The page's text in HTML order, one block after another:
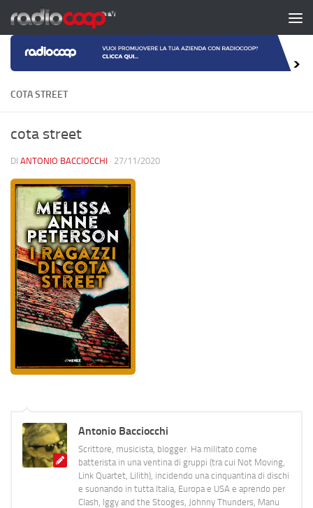
Salta al contenuto
COTA STREET
cota street
DI ANTONIO BACCIOCCHI · 27/11/2020
Antonio Bacciocchi
Scrittore, musicista, blogger. Ha militato come
batterista in una ventina di gruppi (tra cui Not Moving,
Link Quartet, Lilith), incidendo una cinquantina di dischi
e suonando in tutta Italia, Europa e USA e aprendo per
Clash, Iggy and the Stooges, Johnny Thunders, Manu